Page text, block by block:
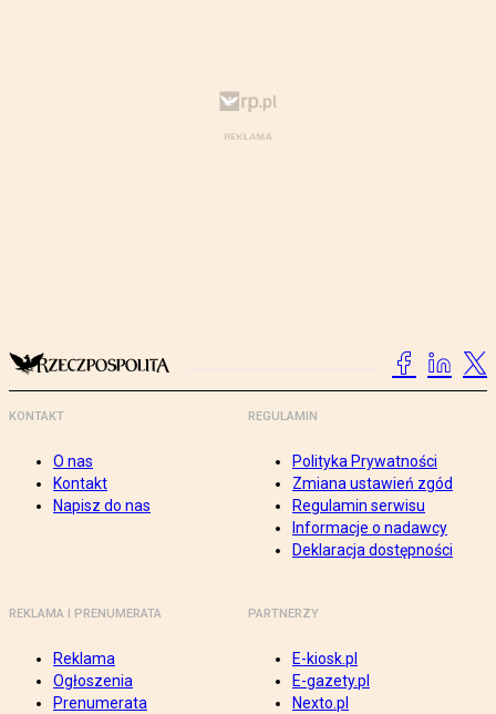
KONTAKT
O nas
Kontakt
Napisz do nas
REGULAMIN
Polityka Prywatności
Zmiana ustawień zgód
Regulamin serwisu
Informacje o nadawcy
Deklaracja dostępności
REKLAMA I PRENUMERATA
Reklama
Ogłoszenia
Prenumerata
PARTNERZY
E-kiosk.pl
E-gazety.pl
Nexto.pl